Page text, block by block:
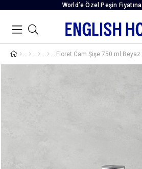
World’e Özel Peşin Fiyatına
Floret Cam Şişe 750 ml Beyaz